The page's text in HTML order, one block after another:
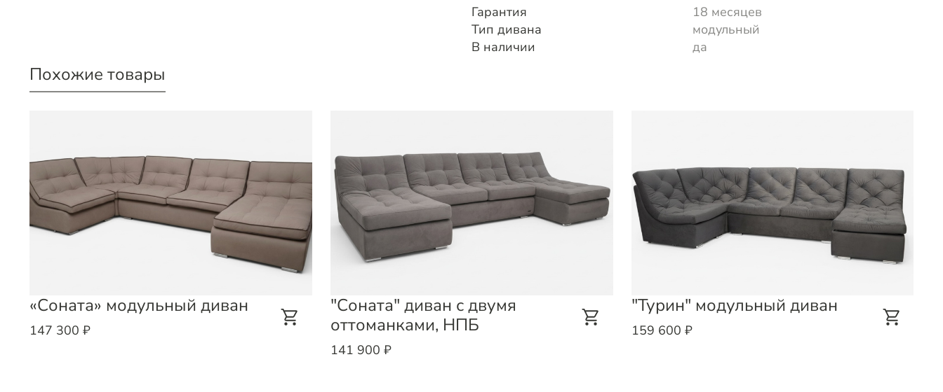
Гарантия
18 месяцев
Тип дивана
модульный
В наличии
да
Похожие товары
«Соната» модульный диван
147 300 ₽
"Соната" диван с двумя
оттоманками, НПБ
141 900 ₽
"Турин" модульный диван
159 600 ₽